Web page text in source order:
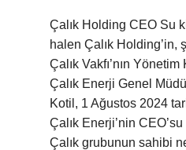
Çalık Holding CEO Su
halen Çalık Holding’in,
Çalık Vakfı’nın Yönetim
Çalık Enerji Genel
Kotil, 1 Ağustos 2024
Çalık Enerji’nin
Çalık grubunun sahibi